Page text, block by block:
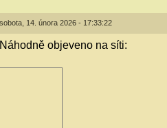
sobota, 14. února 2026 - 17:33:22
Náhodně objeveno na síti: